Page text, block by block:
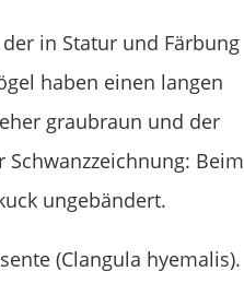
in Statur und Färbung
haben einen langen
graubraun und der
Beim
ungebändert.
(Clangula hyemalis).